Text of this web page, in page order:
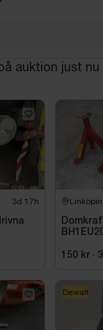
auktion just nu
3d 17h
150 kr · 3
Dewalt